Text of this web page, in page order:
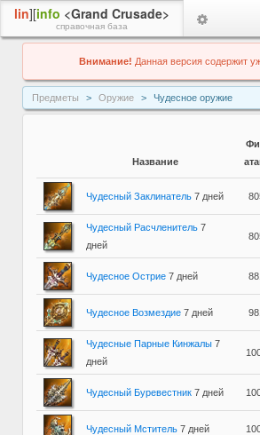
lin][info <Grand Crusade>
справочная база
Внимание! Данная версия содержит
Предметы Оружие Чудесное оружие
Название
Чудесный Заклинатель 7 дней
Чудесный Расчленитель 7
дней
Чудесное Острие 7 дней
Чудесное Возмездие 7 дней
Чудесные Парные Кинжалы 7
дней
Чудесный Буревестник 7 дней
Чудесный Мститель 7 дней